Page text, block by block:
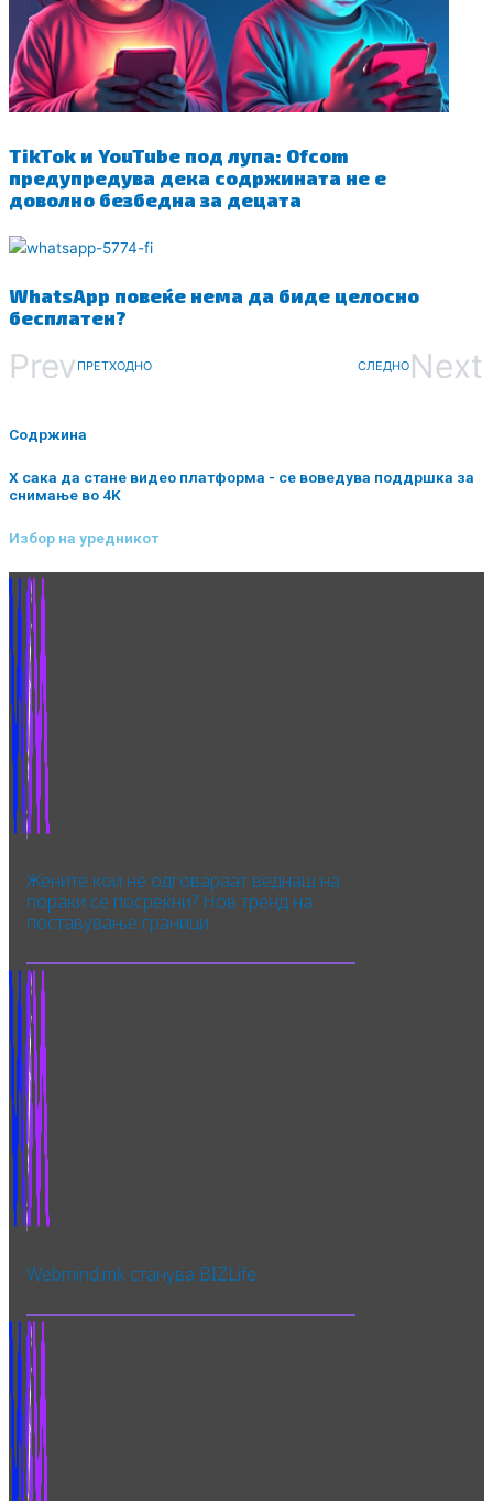
TikTok и YouTube под лупа: Ofcom
предупредува дека содржината не е
доволно безбедна за децата
WhatsApp повеќе нема да биде целосно
бесплатен?
Prev ПРЕТХОДНО СЛЕДНО Next
Содржина
X сака да стане видео платформа - се воведува поддршка за
снимање во 4K
Избор на уредникот
Жените кои не одговараат веднаш на
пораки се посреќни? Нов тренд на
поставување граници
Webmind.mk станува BIZLife